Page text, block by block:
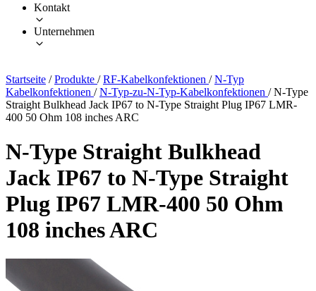
Kontakt
Unternehmen
Startseite / Produkte / RF-Kabelkonfektionen / N-Typ
Kabelkonfektionen / N-Typ-zu-N-Typ-Kabelkonfektionen / N-Type
Straight Bulkhead Jack IP67 to N-Type Straight Plug IP67 LMR-
400 50 Ohm 108 inches ARC
N-Type Straight Bulkhead
Jack IP67 to N-Type Straight
Plug IP67 LMR-400 50 Ohm
108 inches ARC